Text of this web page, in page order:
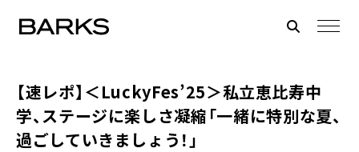
【速レポ】＜LuckyFes’25＞私立恵比寿中
学、ステージに楽しさ凝縮「一緒に特別な夏、
過ごしていきましょう！」